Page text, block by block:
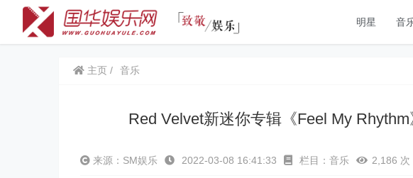
明星 音
主页 音乐
Red Velvet新迷你专辑《Feel My
来源：SM娱乐 2022-03-08 16:41:33 栏目： 音乐 2,186 次